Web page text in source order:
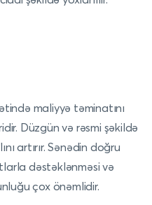
maliyyə təminatını
Düzgün və rəsmi şəkildə
artırır. Sənədin doğru
dəstəklənməsi və
çox önəmlidir.